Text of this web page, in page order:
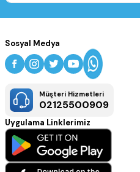
Sosyal Medya
Müşteri Hizmetleri
02125500909
Uygulama Linklerimiz